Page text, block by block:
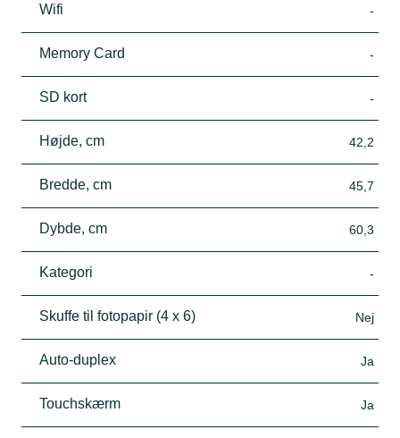
Wifi -
Memory Card -
SD kort -
Højde, cm 42,2
Bredde, cm 45,7
Dybde, cm 60,3
Kategori -
Skuffe til fotopapir (4 x 6) Nej
Auto-duplex Ja
Touchskærm Ja